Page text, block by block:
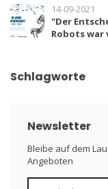
14-09-2021
"Der
Robots war
Schlagworte
Newsletter
Bleibe auf dem
Angeboten